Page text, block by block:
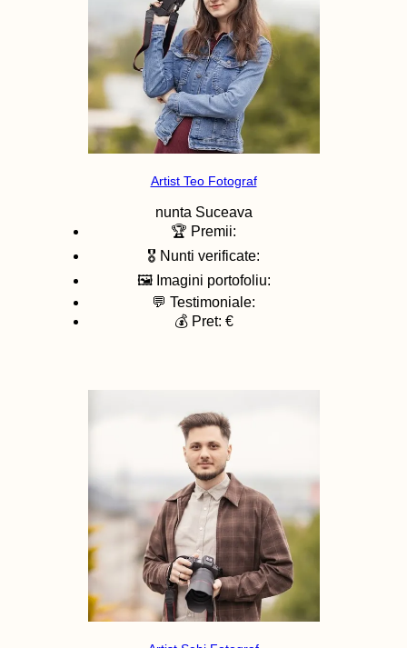
Artist Teo Fotograf
nunta Suceava
🏆 Premii:
🎖️ Nunti verificate:
🖼️ Imagini portofoliu:
💬 Testimoniale:
💰 Pret: €